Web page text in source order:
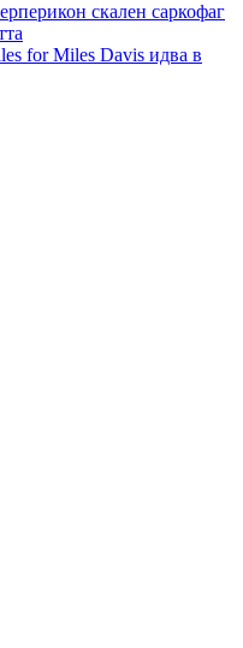
скален саркофаг
for Miles Davis идва в